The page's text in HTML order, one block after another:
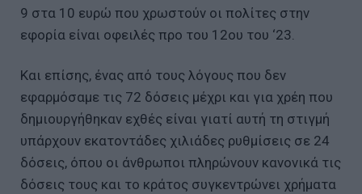
9 στα 10 ευρώ που χρωστούν οι πολίτες στην
εφορία είναι οφειλές προ του 12ου του ‘23.
Και επίσης, ένας από τους λόγους που δεν
εφαρμόσαμε τις 72 δόσεις μέχρι και για χρέη που
δημιουργήθηκαν εχθές είναι γιατί αυτή τη στιγμή
υπάρχουν εκατοντάδες χιλιάδες ρυθμίσεις σε 24
δόσεις, όπου οι άνθρωποι πληρώνουν κανονικά τις
δόσεις τους και το κράτος συγκεντρώνει χρήματα